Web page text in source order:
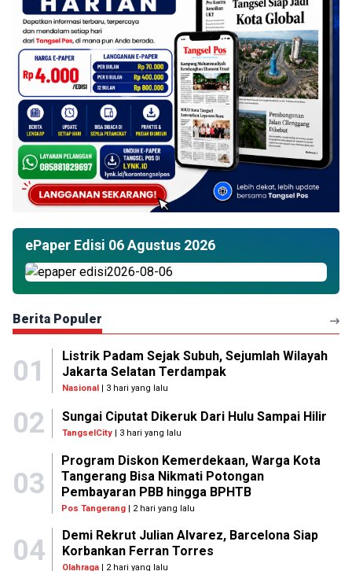
ePaper Edisi 06 Agustus 2026
Berita Populer
01
Listrik Padam Sejak Subuh, Sejumlah Wilayah
Jakarta Selatan Terdampak
Nasional| 3 hari yang lalu
02 Sungai Ciputat Dikeruk Dari Hulu Sampai Hilir
TangselCity | 3 hari yang lalu
03
Program Diskon Kemerdekaan, Warga Kota
Tangerang Bisa Nikmati Potongan
Pembayaran PBB hingga BPHTB
Pos Tangerang | 2 hari yang lalu
04
Demi Rekrut Julian Alvarez, Barcelona Siap
Korbankan Ferran Torres
Olahraga| 2 hari yang lalu